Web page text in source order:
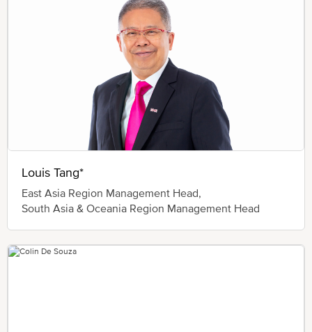
Louis Tang*
East Asia Region Management Head,
South Asia & Oceania Region Management Head